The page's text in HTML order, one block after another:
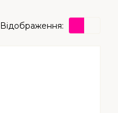
Відображення: